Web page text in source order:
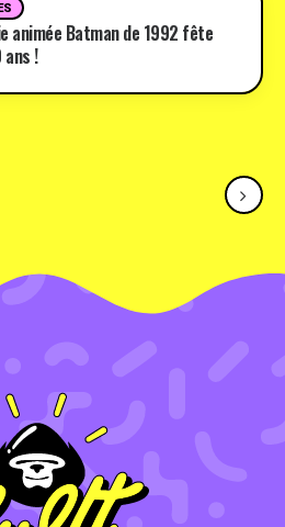
animée Batman de 1992 fête
ans !